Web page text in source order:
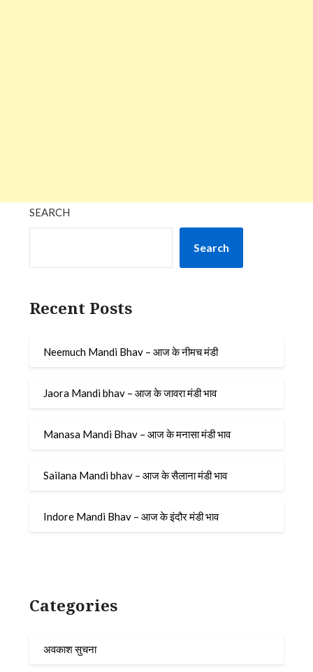
SEARCH
Search
Recent Posts
Neemuch Mandi Bhav – आज के नीमच मंडी
Jaora Mandi bhav – आज के जावरा मंडी भाव
Manasa Mandi Bhav – आज के मनासा मंडी भाव
Sailana Mandi bhav – आज के सैलाना मंडी भाव
Indore Mandi Bhav – आज के इंदौर मंडी भाव
Categories
अवकाश सुचना